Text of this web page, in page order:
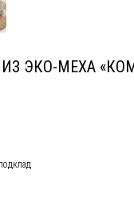
ЭКО-МЕХА